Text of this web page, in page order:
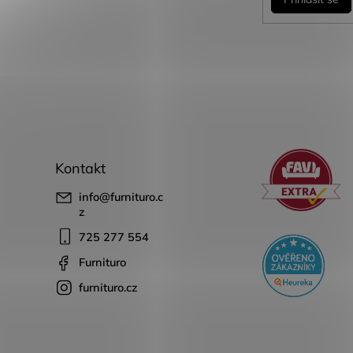
Kontakt
info@furnituro.c
z
725 277 554
Furnituro
furnituro.cz